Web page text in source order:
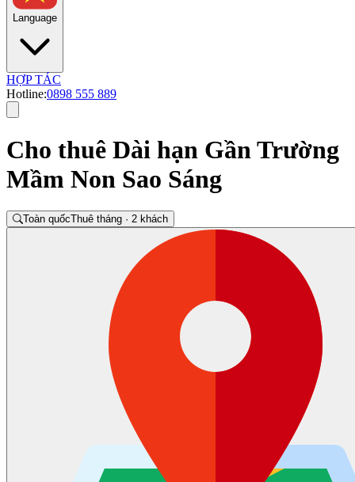
Language
HỢP TÁC
Hotline:0898 555 889
Cho thuê Dài hạn Gần Trường
Mầm Non Sao Sáng
Toàn quốcThuê tháng · 2 khách